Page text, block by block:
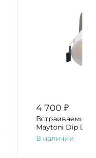
4 700 ₽
Встраиваемый
Maytoni Dip
В наличии